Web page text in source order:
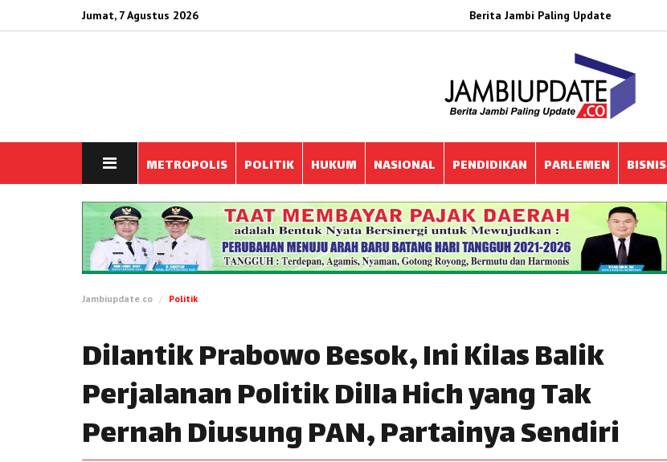
Jumat, 7 Agustus 2026 Berita Jambi Paling Update
METROPOLIS POLITIK HUKUM NASIONAL PENDIDIKAN PARLEMEN BISNIS
Jambiupdate.co Politik
Dilantik Prabowo Besok, Ini Kilas Balik
Perjalanan Politik Dilla Hich yang Tak
Pernah Diusung PAN, Partainya Sendiri